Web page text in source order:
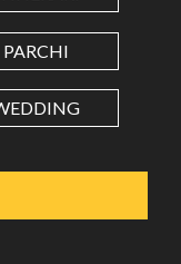
separator.
PARCHI